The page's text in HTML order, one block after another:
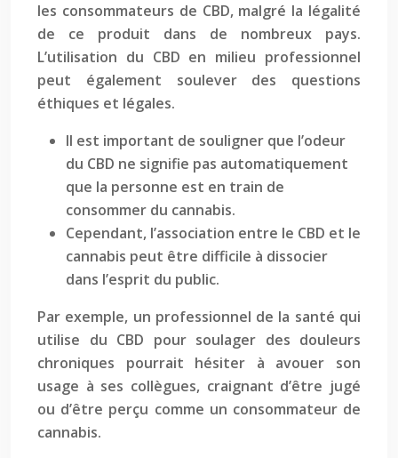
les consommateurs de CBD, malgré la légalité
de ce produit dans de nombreux pays.
L’utilisation du CBD en milieu professionnel
peut également soulever des questions
éthiques et légales.
Il est important de souligner que l’odeur
du CBD ne signifie pas automatiquement
que la personne est en train de
consommer du cannabis.
Cependant, l’association entre le CBD et le
cannabis peut être difficile à dissocier
dans l’esprit du public.
Par exemple, un professionnel de la santé qui
utilise du CBD pour soulager des douleurs
chroniques pourrait hésiter à avouer son
usage à ses collègues, craignant d’être jugé
ou d’être perçu comme un consommateur de
cannabis.